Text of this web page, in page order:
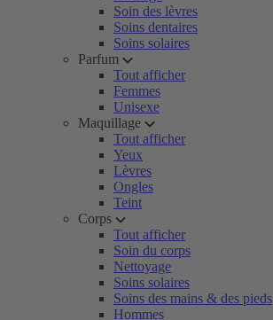
Soin des lèvres
Soins dentaires
Soins solaires
Parfum
Tout afficher
Femmes
Unisexe
Maquillage
Tout afficher
Yeux
Lèvres
Ongles
Teint
Corps
Tout afficher
Soin du corps
Nettoyage
Soins solaires
Soins des mains & des pieds
Hommes